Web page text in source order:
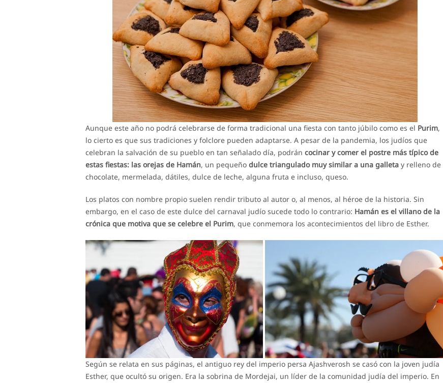
Aunque este año no podrá celebrarse de forma tradicional una fiesta con tanto júbilo como es el Purim,
lo cierto es que sus tradiciones y folclore pueden adaptarse. A pesar de la pandemia, los judíos que
celebran la salvación de su pueblo en tan señalado día, podrán cocinar y comer el postre más típico de
estas fiestas: las orejas de Hamán, un pequeño dulce triangulado muy similar a una galleta y relleno de
chocolate, mermelada, dátiles, dulce de leche, alguna fruta e incluso, queso.
Los platos con nombre propio suelen rendir tributo al autor o, al menos, al héroe de la historia. Sin
embargo, en el caso de este dulce del carnaval judío sucede todo lo contrario: Hamán es el villano de la
crónica que motiva que se celebre el Purim, que conmemora los acontecimientos del libro de Esther.
Según se relata en sus páginas, el antiguo rey del imperio persa Ajashverosh se casó con la joven judía
Esther, que ocultó su origen. Era la sobrina de Mordejai, un líder de la comunidad judía del imperio. En